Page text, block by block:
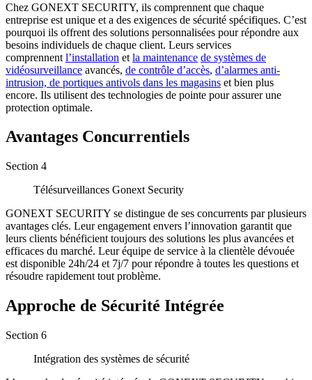
Chez GONEXT SECURITY, ils comprennent que chaque
entreprise est unique et a des exigences de sécurité spécifiques. C’est
pourquoi ils offrent des solutions personnalisées pour répondre aux
besoins individuels de chaque client. Leurs services
comprennent l’installation et la maintenance de systèmes de
vidéosurveillance avancés, de contrôle d’accès, d’alarmes anti-
intrusion, de portiques antivols dans les magasins et bien plus
encore. Ils utilisent des technologies de pointe pour assurer une
protection optimale.
Avantages Concurrentiels
Section 4
Télésurveillances Gonext Security
GONEXT SECURITY se distingue de ses concurrents par plusieurs
avantages clés. Leur engagement envers l’innovation garantit que
leurs clients bénéficient toujours des solutions les plus avancées et
efficaces du marché. Leur équipe de service à la clientèle dévouée
est disponible 24h/24 et 7j/7 pour répondre à toutes les questions et
résoudre rapidement tout problème.
Approche de Sécurité Intégrée
Section 6
Intégration des systèmes de sécurité